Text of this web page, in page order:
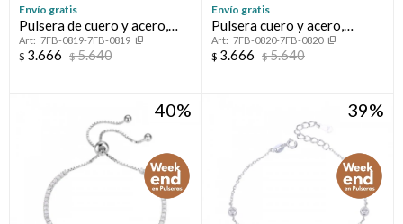
Envío gratis
Pulsera de cuero y acero,
FRANK7FB-0819-7FB-0819
$ 3.666 $5.640
Envío gratis
Pulsera cuero y acero,
FRANK7FB-0820-7FB-0820
$ 3.666 $5.640
40 39